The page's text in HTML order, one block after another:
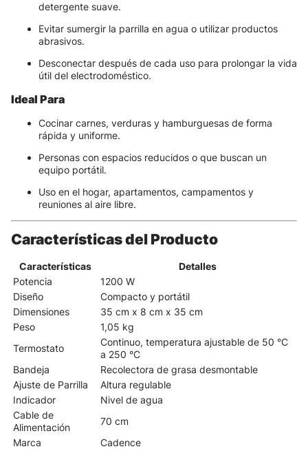
detergente suave.
Evitar sumergir la parrilla en agua o utilizar productos
abrasivos.
Desconectar después de cada uso para prolongar la vida
útil del electrodoméstico.
Ideal Para
Cocinar carnes, verduras y hamburguesas de forma
rápida y uniforme.
Personas con espacios reducidos o que buscan un
equipo portátil.
Uso en el hogar, apartamentos, campamentos y
reuniones al aire libre.
Características del Producto
Características
Detalles
Potencia
1200 W
Diseño
Compacto y portátil
Dimensiones
35 cm x 8 cm x 35 cm
Peso
1,05 kg
Termostato
Continuo, temperatura ajustable de 50 °C
a 250 °C
Bandeja
Recolectora de grasa desmontable
Ajuste de Parrilla
Altura regulable
Indicador
Nivel de agua
Cable de
Alimentación
70 cm
Marca
Cadence